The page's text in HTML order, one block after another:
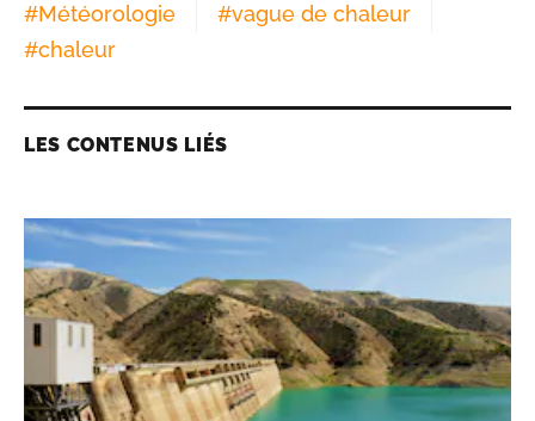
#Météorologie #vague de chaleur
#chaleur
LES CONTENUS LIÉS